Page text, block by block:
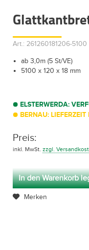
Art.: 261260181206-5100
ab 3,0m (5 St/VE)
5100 x 120 x 18 mm
ELSTERWERDA:
BERNAU:
Preis:
inkl. MwSt.zzgl.
In den Warenkorb
Merken